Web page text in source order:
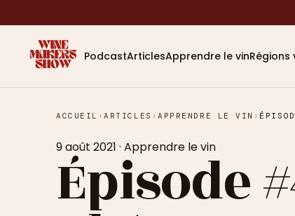
PodcastArticlesApprendre le vinRégions
ACCUEIL ›ARTICLES ›APPRENDRE LE VIN ›
9 août 2021 · Apprendre le vin
Épisode